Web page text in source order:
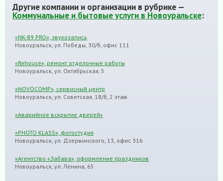
Другие компании и организации в рубрике —
Коммунальные и бытовые услуги в Новоуральске:
«NK-89 PRO», звукозапись
Новоуральск, ул. Победы, 30/б, офис 111
«Rehouse», ремонт отделочные работы
Новоуральск, ул. Октябрьская, 5
«NOVOCOMP», сервисный центр
Новоуральск, ул. Советская, 18/б, 2 этаж
«Аварийное вскрытие дверей»
«PHOTO KLASS», фотостудия
Новоуральск, ул. Дзержинского, 13, офис 316
«Агентство «Забава», оформление праздников
Новоуральск, ул. Ленина, 65